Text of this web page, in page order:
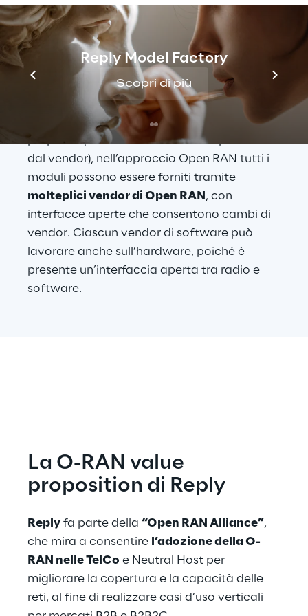
Reply Model Factory
Scopri di più
ORAN
La transizione dalla Traditional RAN alla
Open RAN porterà ad un approccio
rivoluzionario. Mentre nell’approccio
tradizionale l’intera fornitura dipende da un
singolo vendor con un’interfaccia di
proprietà (ovvero una soluzione dipendente
dal vendor), nell’approccio Open RAN tutti i
moduli possono essere forniti tramite
molteplici vendor di Open RAN , con
interfacce aperte che consentono cambi di
vendor. Ciascun vendor di software può
lavorare anche sull’hardware, poiché è
presente un’interfaccia aperta tra radio e
software.
La O-RAN value
proposition di Reply
Reply fa parte della “Open RAN Alliance”,
che mira a consentire l’adozione della O-
RAN nelle TelCo e Neutral Host per
migliorare la copertura e la capacità delle
reti, al fine di realizzare casi d’uso verticali